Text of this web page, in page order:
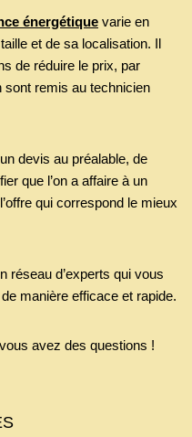
énergétique varie en
et de sa localisation. Il
de réduire le prix, par
remis au technicien
devis au préalable, de
que l’on a affaire à un
qui correspond le mieux
réseau d’experts qui vous
manière efficace et rapide.
avez des questions !